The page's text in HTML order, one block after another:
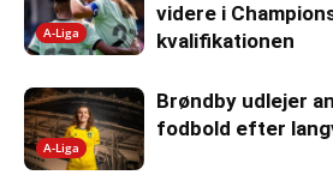
A-Liga
videre i
kvalifikationen
A-Liga
Brøndby udlejer
fodbold efter